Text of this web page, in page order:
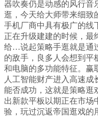
器吹奏仍是动感的风行
逛，今天给大师带来细致
手机厂商中具有极广的线
正在升级建建的时候，最
给…说起策略手逛就是通
的敌手，良多人会想到平
和电脑的多功能特征。赢
人工智能财产进入高速
能否成功，这就是策略逛
出新款平板以期正在市场
验，玩过沉返帝国逛戏的